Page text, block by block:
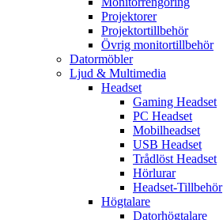
Projektorer
Projektortillbehör
Övrig monitortillbehör
Datormöbler
Ljud & Multimedia
Headset
Gaming Headset
PC Headset
Mobilheadset
USB Headset
Trådlöst Headset
Hörlurar
Headset-Tillbehör
Högtalare
Datorhögtalare